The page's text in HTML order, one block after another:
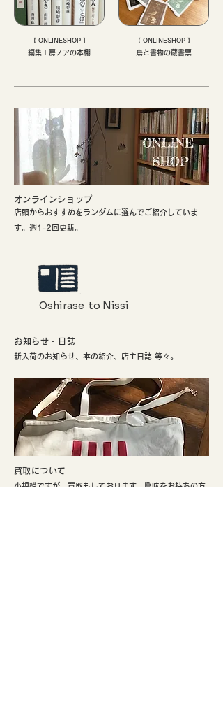
【 ONLINESHOP 】
編集工房ノアの本棚
【 ONLINESHOP 】
鳥と書物の蔵書票
​オンラインショップ
店頭からおすすめをランダムに選んでご紹介していま
す。週1-2回更新。
Oshirase to Nissi
お知らせ・日誌
新入荷のお知らせ、本の紹介、店主日誌 等々。
​買取について
小規模ですが、買取もしております。興味をお持ちの方